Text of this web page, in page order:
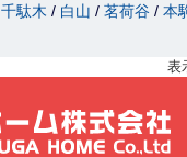
千駄木 白山 茗荷谷 本
表